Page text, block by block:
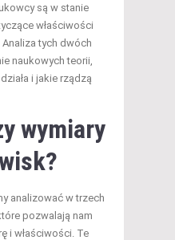
są w stanie
właściwości
tych dwóch
naukowych teorii,
i jakie rządzą
wymiary
analizować w trzech
pozwalają nam
i właściwości. Te